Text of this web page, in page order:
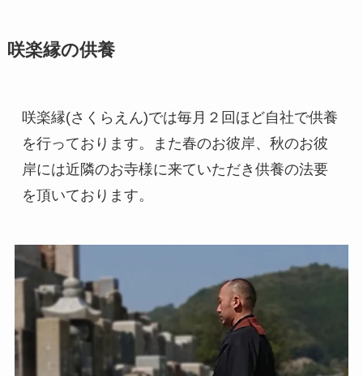
咲楽縁の供養
咲楽縁(さくらえん)では毎月２回ほど自社で供養
を行っております。また春のお彼岸、秋のお彼
岸には近隣のお寺様に来ていただき供養の法要
を頂いております。